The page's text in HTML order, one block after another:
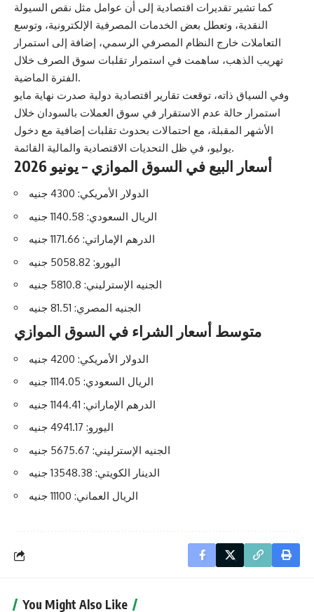
كما تشير تقديرات اقتصادية إلى أن عوامل مثل نقص السيولة
النقدية، وتعطل بعض الخدمات المصرفية الإلكترونية، وتوسع
التعاملات خارج النظام المصرفي الرسمي، إضافة إلى استمرار
تهريب الذهب، ساهمت في استمرار تقلبات سوق الصرف خلال
الفترة الماضية.
وفي السياق ذاته، توقعت تقارير اقتصادية دولية صدرت نهاية مايو
استمرار حالة عدم الاستقرار في سوق العملات بالسودان خلال
الأشهر المقبلة، مع احتمالات بحدوث تقلبات إضافية مع دخول
يوليو، في ظل التحديات الاقتصادية والمالية القائمة.
أسعار البيع في السوق الموازي – يونيو 2026
الدولار الأمريكي: 4300 جنيه
الريال السعودي: 1140.58 جنيه
الدرهم الإماراتي: 1171.66 جنيه
اليورو: 5058.82 جنيه
الجنيه الإسترليني: 5810.8 جنيه
الجنيه المصري: 81.51 جنيه
متوسط أسعار الشراء في السوق الموازي
الدولار الأمريكي: 4200 جنيه
الريال السعودي: 1114.05 جنيه
الدرهم الإماراتي: 1144.41 جنيه
اليورو: 4941.17 جنيه
الجنيه الإسترليني: 5675.67 جنيه
الدينار الكويتي: 13548.38 جنيه
الريال العماني: 11100 جنيه
You Might Also Like